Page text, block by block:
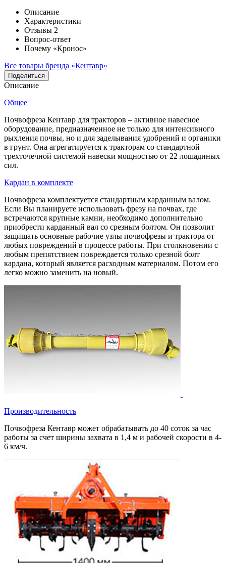
Описание
Характеристики
Отзывы 2
Вопрос-ответ
Почему «Кронос»
Все товары бренда «Кентавр»
Поделиться
Описание
Общее
Почвофреза Кентавр для тракторов – активное навесное
оборудование, предназначенное не только для интенсивного
рыхления почвы, но и для заделывания удобрений и органики
в грунт. Она агрегатируется к тракторам со стандартной
трехточечной системой навески мощностью от 22 лошадиных
сил.
Кардан в комплекте
Почвофреза комплектуется стандартным карданным валом.
Если Вы планируете использовать фрезу на почвах, где
встречаются крупные камни, необходимо дополнительно
приобрести карданный вал со срезным болтом. Он позволит
защищать основные рабочие узлы почвофрезы и трактора от
любых повреждений в процессе работы. При столкновении с
любым препятствием повреждается только срезной болт
кардана, который является расходным материалом. Потом его
легко можно заменить на новый.
Производительность
Почвофреза Кентавр может обрабатывать до 40 соток за час
работы за счет ширины захвата в 1,4 м и рабочей скорости в 4-
6 км/ч.